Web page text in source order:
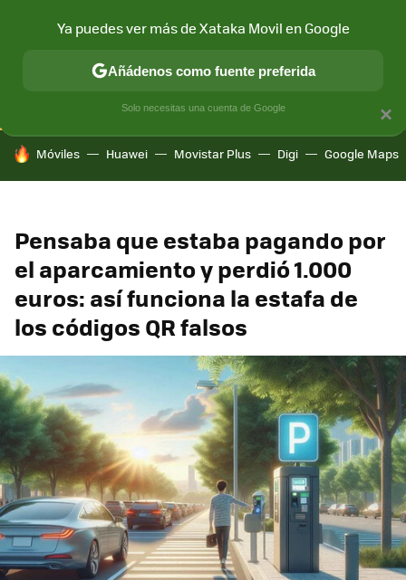
CONECTIVIDAD MÓVIL Y SOCIEDAD APLICACIONES
HOY SE HABLA DE
Móviles Huawei Movistar Plus Digi Google Maps
Pensaba que estaba pagando por
el aparcamiento y perdió 1.000
euros: así funciona la estafa de
los códigos QR falsos
×
Ya puedes ver más de Xataka Movil en Google
Añádenos como fuente preferida
Solo necesitas una cuenta de Google